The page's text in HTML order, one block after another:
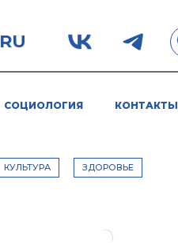
СОЦИОЛОГИЯ КОНТАКТЫ
КУЛЬТУРА ЗДОРОВЬЕ